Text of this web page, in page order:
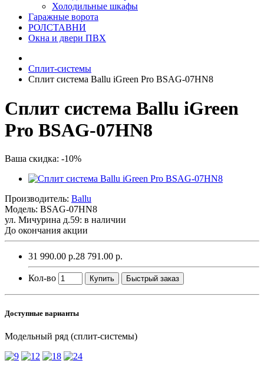
Холодильные шкафы
Гаражные ворота
РОЛСТАВНИ
Окна и двери ПВХ
Сплит-системы
Сплит система Ballu iGreen Pro BSAG-07HN8
Сплит система Ballu iGreen
Pro BSAG-07HN8
Ваша скидка: -10%
Производитель: Ballu
Модель: BSAG-07HN8
ул. Мичурина д.59: в наличии
До окончания акции
31 990.00 р.28 791.00 р.
Кол-во Купить Быстрый заказ
Доступные варианты
Модельный ряд (сплит-системы)